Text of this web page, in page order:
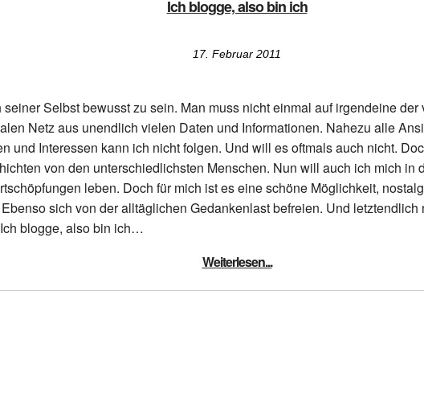
Ich blogge, also bin ich
17. Februar 2011
Selbst bewusst zu sein. Man muss nicht einmal auf irgendeine
Netz aus unendlich vielen Daten und Informationen. Nahezu alle
und Interessen kann ich nicht folgen. Und will es oftmals auch nicht.
von den unterschiedlichsten Menschen. Nun will auch ich mich
leben. Doch für mich ist es eine schöne Möglichkeit,
sich von der alltäglichen Gedankenlast befreien. Und
blogge, also bin ich…
Weiterlesen...